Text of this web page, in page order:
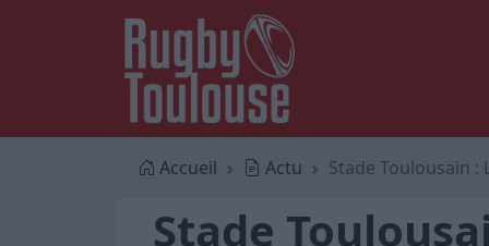
Accueil Actu Stade Toulousain
Stade